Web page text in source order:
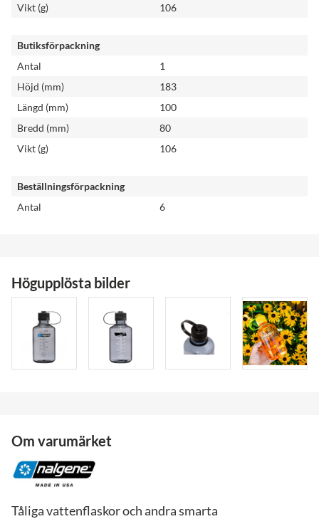
Vikt (g)
106
Butiksförpackning
Antal
1
Höjd (mm)
183
Längd (mm)
100
Bredd (mm)
80
Vikt (g)
106
Beställningsförpackning
Antal
6
Högupplösta bilder
Om varumärket
Tåliga vattenflaskor och andra smarta